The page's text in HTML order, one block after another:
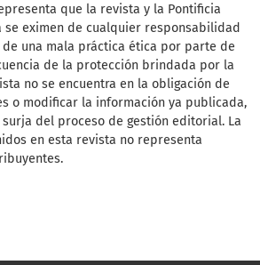
que la revista y la Pontificia
se eximen de cualquier responsabilidad
una mala práctica ética por parte de
de la protección brindada por la
no se encuentra en la obligación de
o modificar la información ya publicada,
del proceso de gestión editorial. La
en esta revista no representa